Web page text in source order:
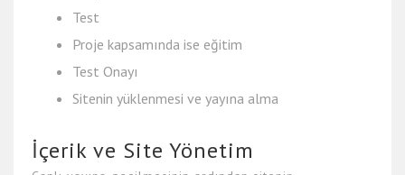
Test
Proje kapsamında ise eğitim
Test Onayı
Sitenin yüklenmesi ve yayına alma
İçerik ve Site Yönetim